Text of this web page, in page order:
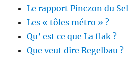
Le rapport Pinczon du Sel
Les « tôles métro » ?
Qu’ est ce que La flak ?
Que veut dire Regelbau ?